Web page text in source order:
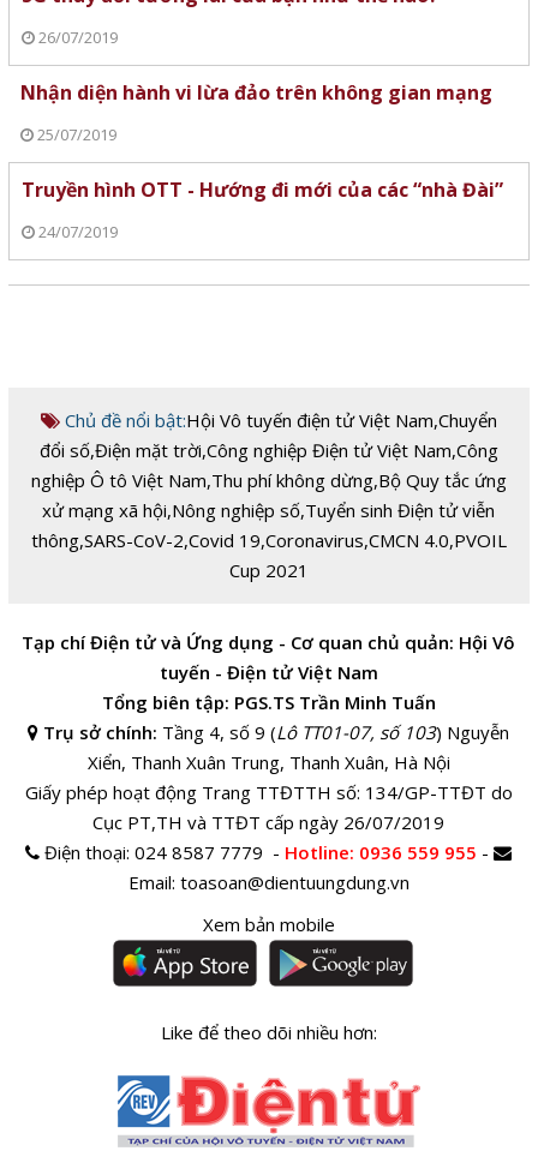
26/07/2019
Nhận diện hành vi lừa đảo trên không gian mạng
25/07/2019
Truyền hình OTT - Hướng đi mới của các “nhà Đài”
24/07/2019
Chủ đề nổi bật:Hội Vô tuyến điện tử Việt Nam,Chuyển
đổi số,Điện mặt trời,Công nghiệp Điện tử Việt Nam,Công
nghiệp Ô tô Việt Nam,Thu phí không dừng,Bộ Quy tắc ứng
xử mạng xã hội,Nông nghiệp số,Tuyển sinh Điện tử viễn
thông,SARS-CoV-2,Covid 19,Coronavirus,CMCN 4.0,PVOIL
Cup 2021
Tạp chí Điện tử và Ứng dụng - Cơ quan chủ quản: Hội Vô
tuyến - Điện tử Việt Nam
Tổng biên tập: PGS.TS Trần Minh Tuấn
Trụ sở chính: Tầng 4, số 9 (Lô TT01-07, số 103) Nguyễn
Xiển, Thanh Xuân Trung, Thanh Xuân, Hà Nội
Giấy phép hoạt động Trang TTĐTTH số: 134/GP-TTĐT do
Cục PT,TH và TTĐT cấp ngày 26/07/2019
Điện thoại:024 8587 7779 - Hotline: 0936 559 955 -
Email: toasoan@dientuungdung.vn
Xem bản mobile
Like để theo dõi nhiều hơn: